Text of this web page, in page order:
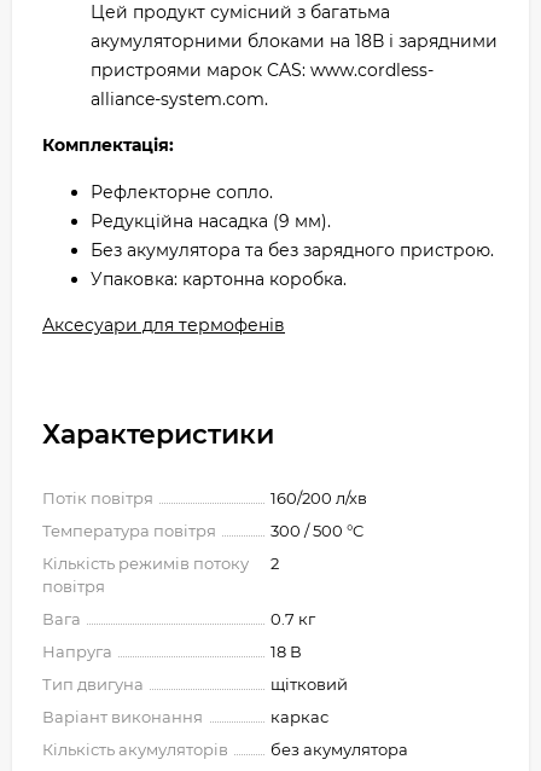
Цей продукт сумісний з багатьма
акумуляторними блоками на 18В і зарядними
пристроями марок CAS: www.cordless-
alliance-system.com.
Комплектація:
Рефлекторне сопло.
Редукційна насадка (9 мм).
Без акумулятора та без зарядного пристрою.
Упаковка: картонна коробка.
Аксесуари для термофенів
Характеристики
Потік повітря
160/200 л/хв
Температура повітря
300 / 500 °C
Кількість режимів потоку
повітря
2
Вага
0.7 кг
Напруга
18 В
Тип двигуна
щітковий
Варіант виконання
каркас
Кількість акумуляторів
без акумулятора